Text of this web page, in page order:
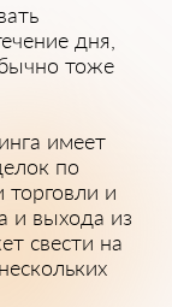
дня,
т͏оже
имеет
по
и
и вы͏хода из
свести на